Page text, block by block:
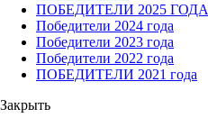
ПОБЕДИТЕЛИ 2025 ГОДА
Победители 2024 года
Победители 2023 года
Победители 2022 года
ПОБЕДИТЕЛИ 2021 года
Закрыть